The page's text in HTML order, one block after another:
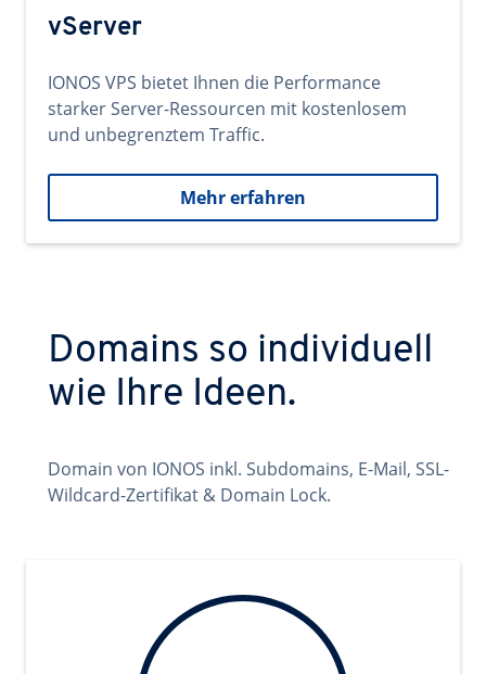
vServer
IONOS VPS bietet Ihnen die Performance
starker Server-Ressourcen mit kostenlosem
und unbegrenztem Traffic.
Mehr erfahren
Domains so individuell
wie Ihre Ideen.
Domain von IONOS inkl. Subdomains, E-Mail, SSL-
Wildcard-Zertifikat & Domain Lock.